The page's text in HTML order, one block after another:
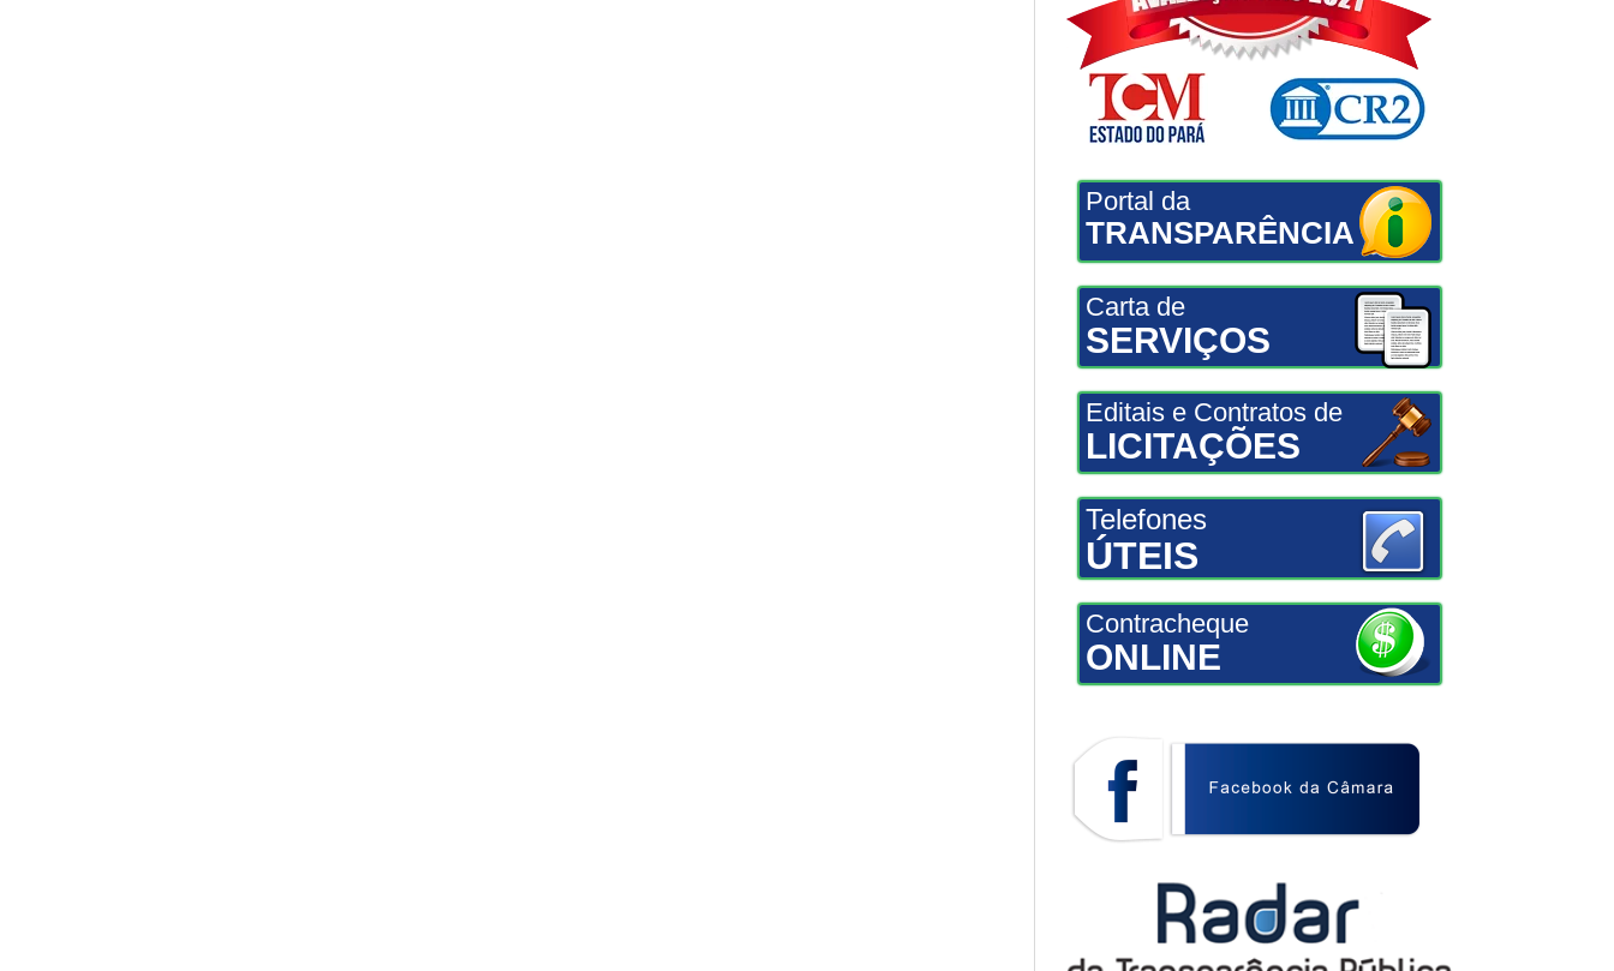
Portal da
TRANSPARÊNCIA
Carta de
SERVIÇOS
Editais e Contratos de
LICITAÇÕES
Telefones
ÚTEIS
Contracheque
ONLINE